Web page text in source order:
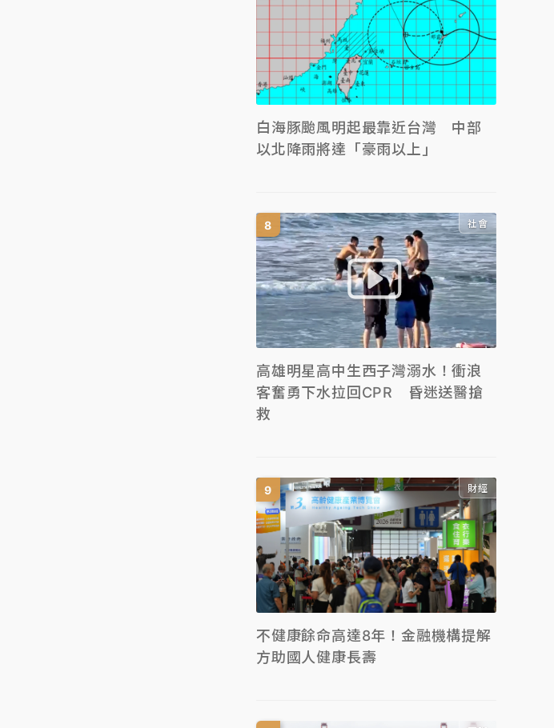
白海豚颱風明起最靠近台灣 中部
以北降雨將達「豪雨以上」
社會
高雄明星高中生西子灣溺水！衝浪
客奮勇下水拉回CPR 昏迷送醫搶
救
財經
不健康餘命高達8年！金融機構提解
方助國人健康長壽